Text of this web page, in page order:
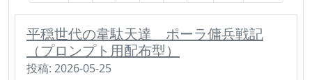
平穏世代の韋駄天達 ポーラ傭兵戦記
（プロンプト用配布型）
投稿: 2026-05-25